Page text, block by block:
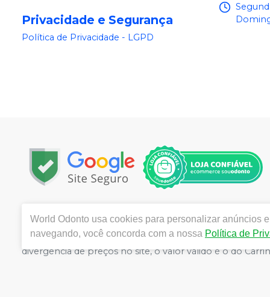
Privacidade e Segurança
Política de Privacidade - LGPD
Copyright © 2025 | Todos os direitos reservados |
Centro, Itu / SP | Autorizações de Funcionamento
Catozzi - CRF/SP 24.419 | Política de Privacidade e
divergência de preços no site, o valor válido é o do
World Odonto usa cookies para personalizar anúncios
navegando, você concorda com a nossa Política de